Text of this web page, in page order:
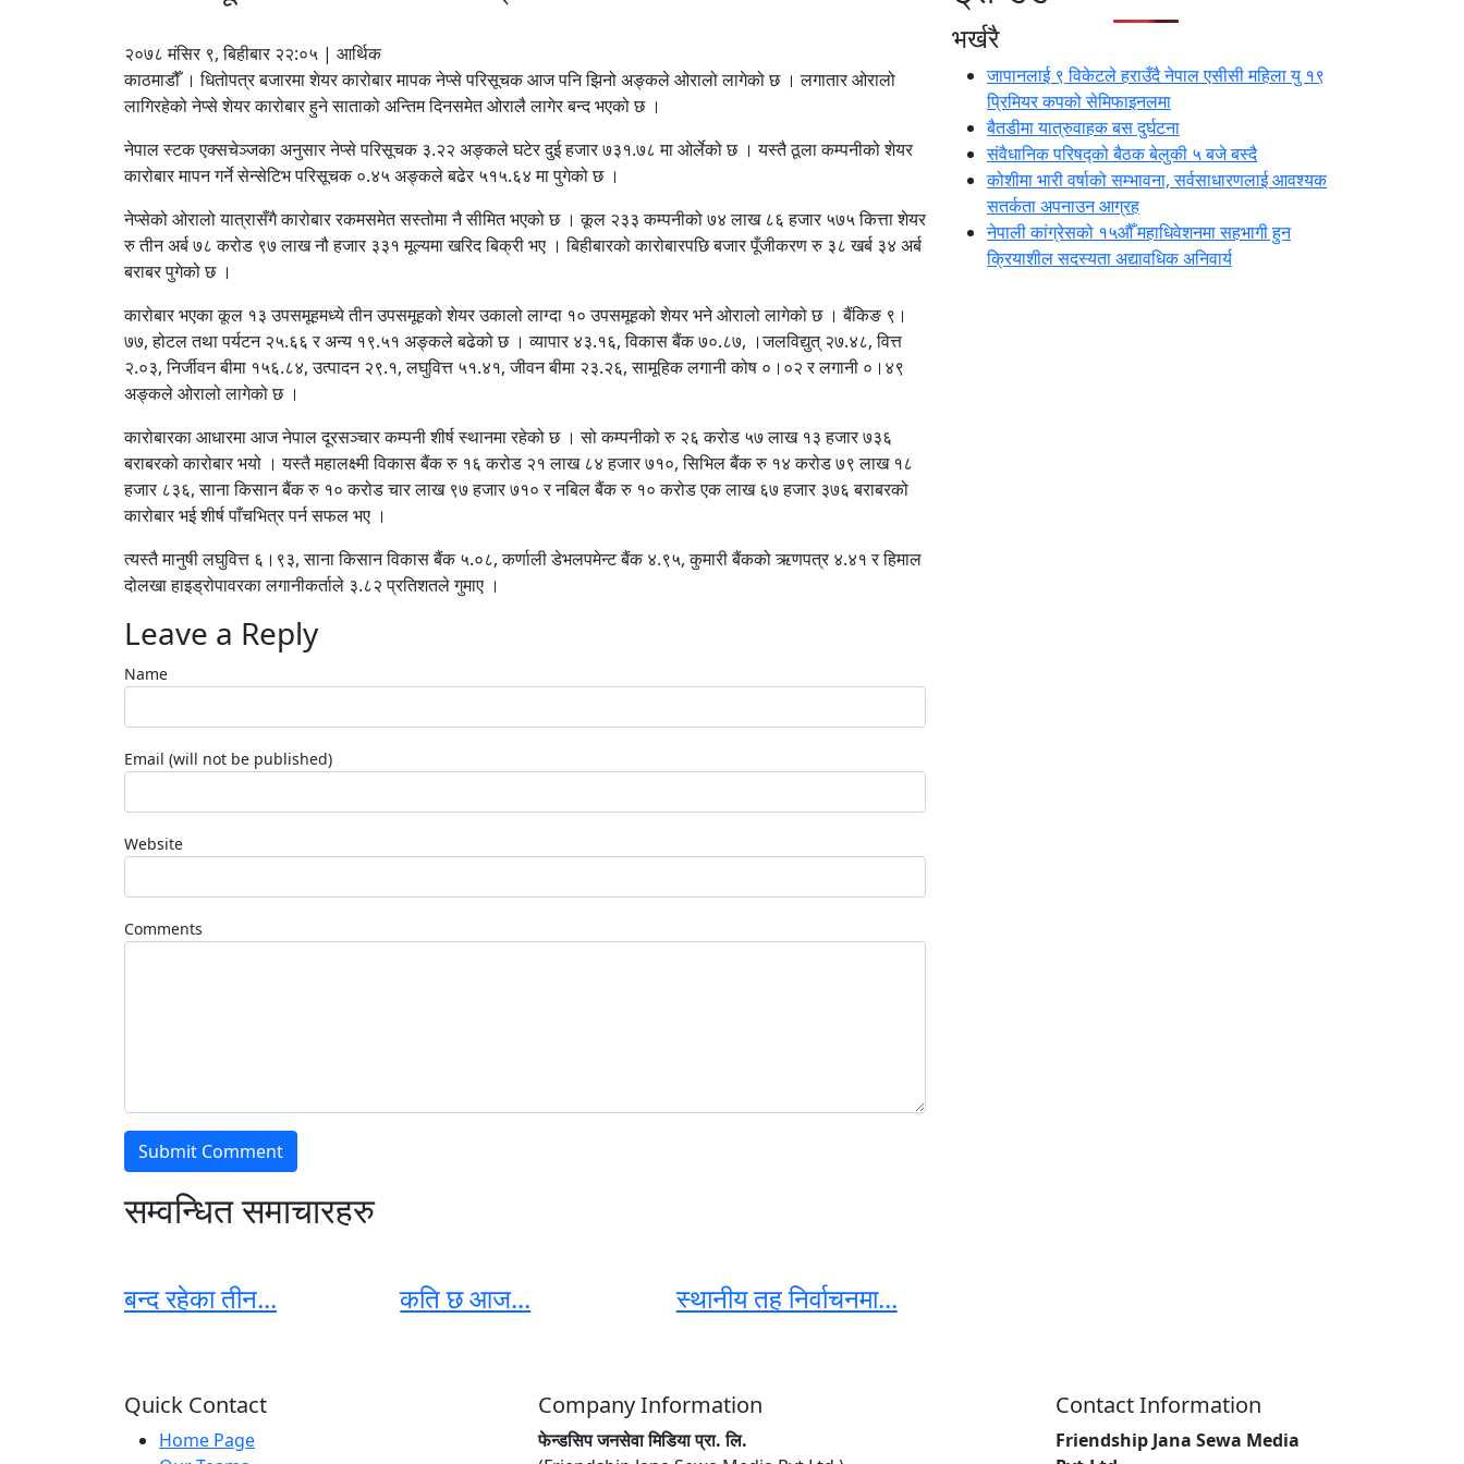
२०७८ मंसिर ९, बिहीबार २२:०५ | आर्थिक
काठमाडौँ । धितोपत्र बजारमा शेयर कारोबार मापक नेप्से परिसूचक आज पनि झिनो अङ्कले ओरालो लागेको छ । लगातार ओरालो
लागिरहेको नेप्से शेयर कारोबार हुने साताको अन्तिम दिनसमेत ओरालै लागेर बन्द भएको छ ।
नेपाल स्टक एक्सचेञ्जका अनुसार नेप्से परिसूचक ३.२२ अङ्कले घटेर दुई हजार ७३१.७८ मा ओर्लेको छ । यस्तै ठूला कम्पनीको शेयर
कारोबार मापन गर्ने सेन्सेटिभ परिसूचक ०.४५ अङ्कले बढेर ५१५.६४ मा पुगेको छ ।
नेप्सेको ओरालो यात्रासँगै कारोबार रकमसमेत सस्तोमा नै सीमित भएको छ । कूल २३३ कम्पनीको ७४ लाख ८६ हजार ५७५ कित्ता शेयर
रु तीन अर्ब ७८ करोड ९७ लाख नौ हजार ३३१ मूल्यमा खरिद बिक्री भए । बिहीबारको कारोबारपछि बजार पूँजीकरण रु ३८ खर्ब ३४ अर्ब
बराबर पुगेको छ ।
कारोबार भएका कूल १३ उपसमूहमध्ये तीन उपसमूहको शेयर उकालो लाग्दा १० उपसमूहको शेयर भने ओरालो लागेको छ । बैंकिङ ९।
७७, होटल तथा पर्यटन २५.६६ र अन्य १९.५१ अङ्कले बढेको छ । व्यापार ४३.१६, विकास बैंक ७०.८७, ।जलविद्युत् २७.४८, वित्त
२.०३, निर्जीवन बीमा १५६.८४, उत्पादन २९.१, लघुवित्त ५१.४१, जीवन बीमा २३.२६, सामूहिक लगानी कोष ०।०२ र लगानी ०।४९
अङ्कले ओरालो लागेको छ ।
कारोबारका आधारमा आज नेपाल दूरसञ्चार कम्पनी शीर्ष स्थानमा रहेको छ । सो कम्पनीको रु २६ करोड ५७ लाख १३ हजार ७३६
बराबरको कारोबार भयो । यस्तै महालक्ष्मी विकास बैंक रु १६ करोड २१ लाख ८४ हजार ७१०, सिभिल बैंक रु १४ करोड ७९ लाख १८
हजार ८३६, साना किसान बैंक रु १० करोड चार लाख ९७ हजार ७१० र नबिल बैंक रु १० करोड एक लाख ६७ हजार ३७६ बराबरको
कारोबार भई शीर्ष पाँचभित्र पर्न सफल भए ।
त्यस्तै मानुषी लघुवित्त ६।९३, साना किसान विकास बैंक ५.०८, कर्णाली डेभलपमेन्ट बैंक ४.९५, कुमारी बैंकको ऋणपत्र ४.४१ र हिमाल
दोलखा हाइड्रोपावरका लगानीकर्ताले ३.८२ प्रतिशतले गुमाए ।
Leave a Reply
Name
Email (will not be published)
Website
Comments
सम्वन्धित समाचारहरु
बन्द रहेका तीन... कति छ आज... स्थानीय तह निर्वाचनमा...
भर्खरै
जापानलाई ९ विकेटले हराउँदै नेपाल एसीसी महिला यु १९
प्रिमियर कपको सेमिफाइनलमा
बैतडीमा यात्रुवाहक बस दुर्घटना
संवैधानिक परिषद्को बैठक बेलुकी ५ बजे बस्दै
कोशीमा भारी वर्षाको सम्भावना, सर्वसाधारणलाई आवश्यक
सतर्कता अपनाउन आग्रह
नेपाली कांग्रेसको १५औँ महाधिवेशनमा सहभागी हुन
क्रियाशील सदस्यता अद्यावधिक अनिवार्य
Quick Contact
Home Page
Company Information
फेन्डसिप जनसेवा मिडिया प्रा. लि.
Contact Information
Friendship Jana Sewa Media